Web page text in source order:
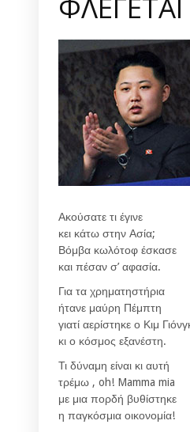
Ακούσατε τι έγινε
κει κάτω στην Ασία;
Βόμβα κωλότοφ έσκασε
και πέσαν σ’ αφασία.
Για τα χρηματηστήρια
ήτανε μαύρη Πέμπτη
γιατί αερίστηκε ο Κιμ
κι ο κόσμος εξανέστη.
Τι δύναμη είναι κι αυτή
τρέμω , oh! Mamma mia
με μια πορδή βυθίστηκε
η παγκόσμια οικονομία!